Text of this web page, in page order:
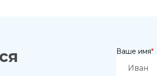
Ваше имя*